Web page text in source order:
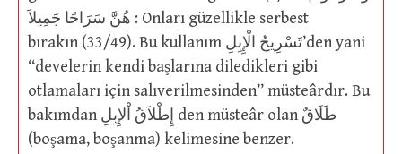
هُنَّ سَرَاحًا جَمِيلاَ : Onları güzellikle serbest
bırakın (33/49). Bu kullanım تَسْرِيحُ الْإِبِلِ’den yani
“develerin kendi başlarına diledikleri gibi
otlamaları için salıverilmesinden” müsteârdır. Bu
bakımdan إِطْلاَقُ اْلإِبِلِ den müsteâr olan طَلَاقٌ
(boşama, boşanma) kelimesine benzer.